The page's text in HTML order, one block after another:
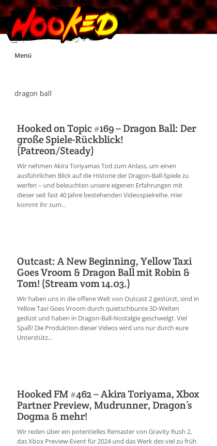
Skip
Menü
Impressum
Jobs
Discord
dragon ball
Hooked on Topic #169 – Dragon Ball: Der
große Spiele-Rückblick!
(Patreon/Steady)
Wir nehmen Akira Toriyamas Tod zum Anlass, um einen
ausführlichen Blick auf die Historie der Dragon-Ball-Spiele zu
werfen – und beleuchten unsere eigenen Erfahrungen mit
dieser seit fast 40 Jahre bestehenden Videospielreihe. Hier
kommt ihr zum...
Outcast: A New Beginning, Yellow Taxi
Goes Vroom & Dragon Ball mit Robin &
Tom! (Stream vom 14.03.)
Wir haben uns in die offene Welt von Outcast 2 gestürzt, sind in
Yellow Taxi Goes Vroom durch quietschbunte 3D-Welten
gedüst und haben in Dragon-Ball-Nostalgie geschwelgt. Viel
Spaß! Die Produktion dieser Videos wird uns nur durch eure
Unterstütz...
Hooked FM #462 – Akira Toriyama, Xbox
Partner Preview, Mudrunner, Dragon’s
Dogma & mehr!
Wir reden über ein potentielles Remaster von Gravity Rush 2,
das Xbox Preview-Event für 2024 und das Werk des viel zu früh